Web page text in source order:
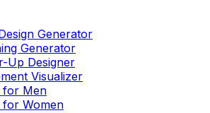
Generator
Generator
Up Designer
Visualizer
for Men
for Women